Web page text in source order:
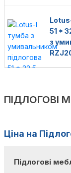
51 *
з
ПІДЛОГОВІ
Ціна на
Підлогові